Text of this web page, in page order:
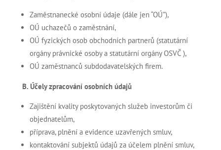
Zaměstnanecké osobní údaje (dále jen “OÚ”),
OÚ uchazečů o zaměstnání,
OÚ fyzických osob obchodních partnerů (statutární
orgány právnické osoby a statutární orgány OSVČ ),
OÚ zaměstnanců subdodavatelských firem.
B. Účely zpracování osobních údajů
Zajištění kvality poskytovaných služeb investorům či
objednatelům,
příprava, plnění a evidence uzavřených smluv,
kontaktování subjektů údajů za účelem plnění smluv,